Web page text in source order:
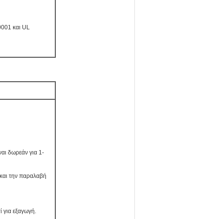
και UL
δωρεάν για 1-
την παραλαβή
για εξαγωγή.